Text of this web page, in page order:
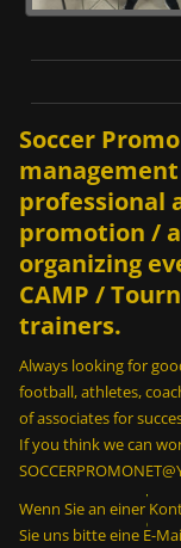
Ε
ί
ν
α
Soccer
professional
promotion /
organizing
CAMP /
trainers.
Always looking for
football, athletes,
of associates for
If you think we can
Wenn Sie an einer
Sie uns bitte eine E-